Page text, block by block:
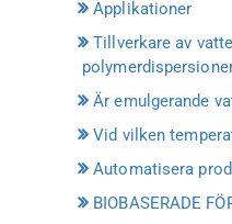
Applikationer
Tillverkare av
Är emulgerande
Vid vilken
Automatisera
BIOBASERADE